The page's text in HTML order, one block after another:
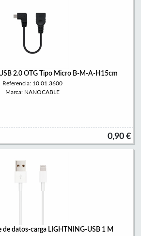
2.0 OTG Tipo Micro B-M-A-H15cm
Referencia: 10.01.3600
Marca: NANOCABLE
0,90 €
de datos-carga LIGHTNING-USB 1 M